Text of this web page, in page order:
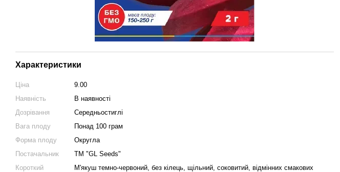
Характеристики
Ціна
9.00
Наявність
В наявності
Дозрівання
Середньостиглі
Вага плоду
Понад 100 грам
Форма плоду
Округла
Постачальник
ТМ "GL Seeds"
Короткий
М'якуш темно-червоний, без кілець, щільний, соковитий, відмінних смакових